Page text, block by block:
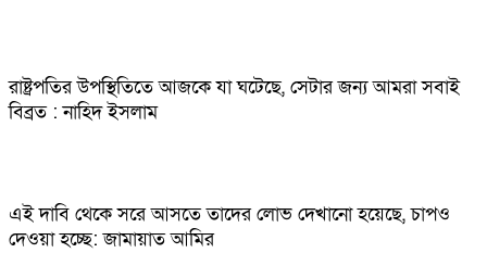
রাষ্ট্রপতির উপস্থিতিতে আজকে যা ঘটেছে, সেটার জন্য আমরা সবাই
বিব্রত : নাহিদ ইসলাম
এই দাবি থেকে সরে আসতে তাদের লোভ দেখানো হয়েছে, চাপও
দেওয়া হচ্ছে: জামায়াত আমির